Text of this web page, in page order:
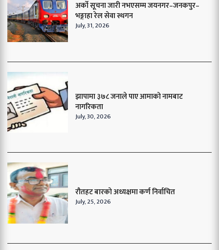
अर्को सूचना जारी नभएसम्म जयनगर–जनकपुर–
भङ्गाहा रेल सेवा स्थगन
July, 31, 2026
झापामा ३७८ जनाले पाए आमाको नामबाट
नागरिकता
July, 30, 2026
रौतहट बारको अध्यक्षमा कर्ण निर्वाचित
July, 25, 2026